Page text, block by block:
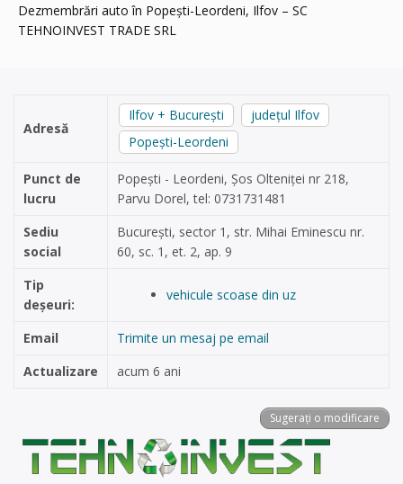
Dezmembrări auto în Popești-Leordeni, Ilfov – SC
TEHNOINVEST TRADE SRL
Adresă
Ilfov + București
județul Ilfov
Popești-Leordeni
Punct de
lucru
Popești - Leordeni, Şos Olteniței nr 218,
Parvu Dorel, tel: 0731731481
Sediu
social
București, sector 1, str. Mihai Eminescu nr.
60, sc. 1, et. 2, ap. 9
Tip
deșeuri:
vehicule scoase din uz
Email
Trimite un mesaj pe email
Actualizare
acum 6 ani
Sugerați o modificare